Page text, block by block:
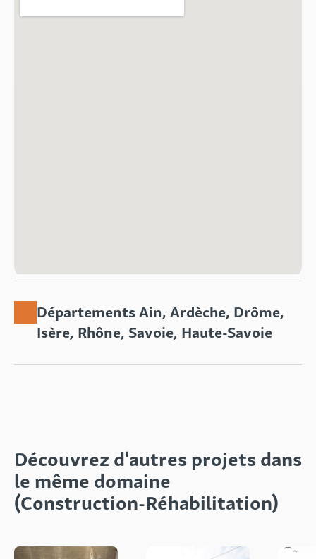
Départements Ain, Ardèche, Drôme,
Isère, Rhône, Savoie, Haute-Savoie
Découvrez d'autres projets dans
le même domaine
(Construction-Réhabilitation)